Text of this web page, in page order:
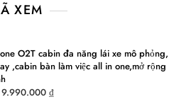
XEM
O2T cabin đa năng lái xe mô phỏng,
,cabin bàn làm việc all in one,mở rộng
Original
9.990.000 ₫